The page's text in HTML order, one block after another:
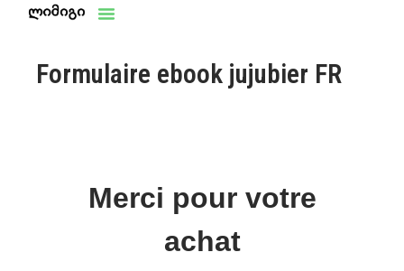
Formulaire ebook jujubier FR
Merci pour votre
achat